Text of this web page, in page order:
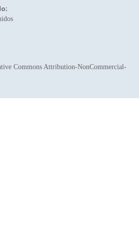
Commons Attribution-NonCommercial-